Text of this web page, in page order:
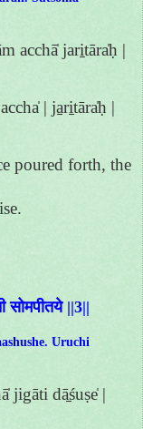
acchā̍ jari̱tāra̍ḥ |
| ja̱ri̱tāra̍ḥ |
poured forth, the
सोमपीतये ||3||
Uruchi
jigāti dā̱śuṣe̍ |